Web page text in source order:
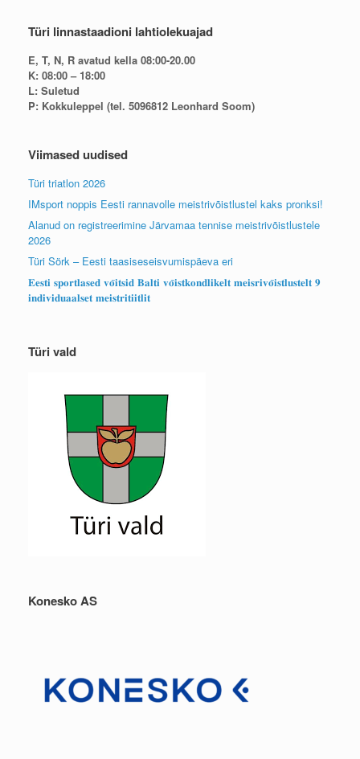
Türi linnastaadioni lahtiolekuajad
E, T, N, R avatud kella 08:00-20.00
K: 08:00 – 18:00
L: Suletud
P: Kokkuleppel (tel. 5096812 Leonhard Soom)
Viimased uudised
Türi triatlon 2026
IMsport noppis Eesti rannavolle meistrivõistlustel kaks pronksi!
Alanud on registreerimine Järvamaa tennise meistrivõistlustele
2026
Türi Sörk – Eesti taasiseseisvumispäeva eri
𝐄𝐞𝐬𝐭𝐢 𝐬𝐩𝐨𝐫𝐭𝐥𝐚𝐬𝐞𝐝 𝐯𝐨̃𝐢𝐭𝐬𝐢𝐝 𝐁𝐚𝐥𝐭𝐢 𝐯𝐨̃𝐢𝐬𝐭𝐤𝐨𝐧𝐝𝐥𝐢𝐤𝐞𝐥𝐭 𝐦𝐞𝐢𝐬𝐫𝐢𝐯𝐨̃𝐢𝐬𝐭𝐥𝐮𝐬𝐭𝐞𝐥𝐭 𝟗
𝐢𝐧𝐝𝐢𝐯𝐢𝐝𝐮𝐚𝐚𝐥𝐬𝐞𝐭 𝐦𝐞𝐢𝐬𝐭𝐫𝐢𝐭𝐢𝐢𝐭𝐥𝐢𝐭
Türi vald
Konesko AS